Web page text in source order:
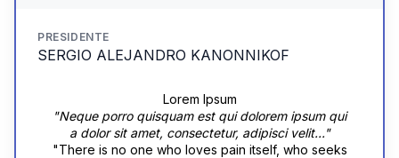
PRESIDENTE
SERGIO ALEJANDRO KANONNIKOF
Lorem Ipsum
"Neque porro quisquam est qui dolorem ipsum qui
a dolor sit amet, consectetur, adipisci velit..."
"There is no one who loves pain itself, who seeks